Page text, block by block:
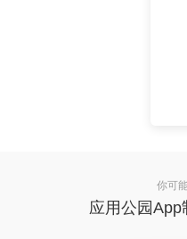
你可
应用公园